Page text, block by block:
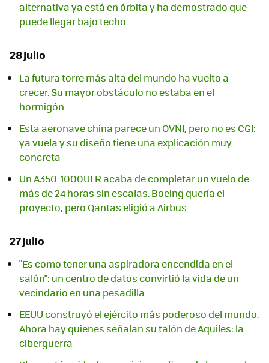
alternativa ya está en órbita y ha demostrado que
puede llegar bajo techo
28 julio
La futura torre más alta del mundo ha vuelto a
crecer. Su mayor obstáculo no estaba en el
hormigón
Esta aeronave china parece un OVNI, pero no es CGI:
ya vuela y su diseño tiene una explicación muy
concreta
Un A350-1000ULR acaba de completar un vuelo de
más de 24 horas sin escalas. Boeing quería el
proyecto, pero Qantas eligió a Airbus
27 julio
"Es como tener una aspiradora encendida en el
salón": un centro de datos convirtió la vida de un
vecindario en una pesadilla
EEUU construyó el ejército más poderoso del mundo.
Ahora hay quienes señalan su talón de Aquiles: la
ciberguerra